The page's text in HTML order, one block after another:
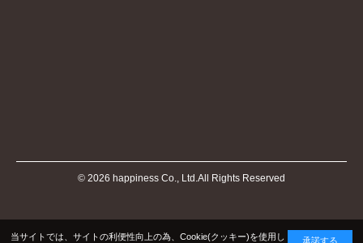
© 2026 happiness Co., Ltd.All Rights Reserved
当サイトでは、サイトの利便性向上の為、Cookie(クッキー)を使用し 承諾する